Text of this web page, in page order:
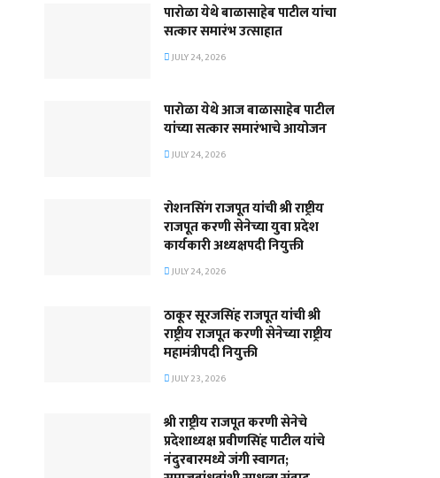
पारोळा येथे बाळासाहेब पाटील यांचा
सत्कार समारंभ उत्साहात
JULY 24, 2026
पारोळा येथे आज बाळासाहेब पाटील
यांच्या सत्कार समारंभाचे आयोजन
JULY 24, 2026
रोशनसिंग राजपूत यांची श्री राष्ट्रीय
राजपूत करणी सेनेच्या युवा प्रदेश
कार्यकारी अध्यक्षपदी नियुक्ती
JULY 24, 2026
ठाकूर सूरजसिंह राजपूत यांची श्री
राष्ट्रीय राजपूत करणी सेनेच्या राष्ट्रीय
महामंत्रीपदी नियुक्ती
JULY 23, 2026
श्री राष्ट्रीय राजपूत करणी सेनेचे
प्रदेशाध्यक्ष प्रवीणसिंह पाटील यांचे
नंदुरबारमध्ये जंगी स्वागत;